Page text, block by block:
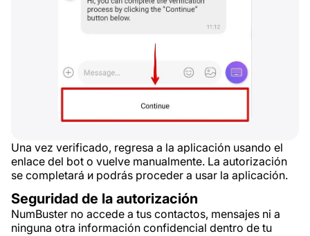
Una vez verificado, regresa a la aplicación usando el
enlace del bot o vuelve manualmente. La autorización
se completará и podrás proceder a usar la aplicación.
Seguridad de la autorización
NumBuster no accede a tus contactos, mensajes ni a
ninguna otra información confidencial dentro de tu